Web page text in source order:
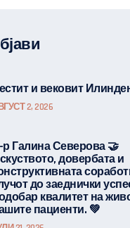
и вековит
2, 2026
Галина Северова 🤝
довербата и
до заеднички
квалитет на
пациенти. 💚